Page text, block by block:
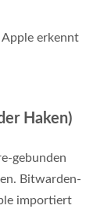
erkennt
Haken)
gebunden
Bitwarden-
importiert